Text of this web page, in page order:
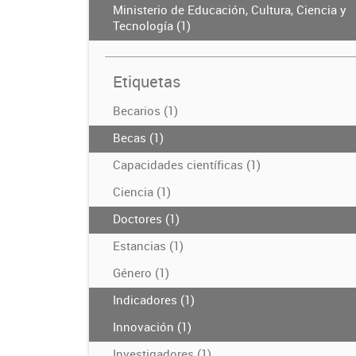
Ministerio de Educación, Cultura, Ciencia y
Tecnología (1)
Etiquetas
Becarios (1)
Becas (1)
Capacidades científicas (1)
Ciencia (1)
Doctores (1)
Estancias (1)
Género (1)
Indicadores (1)
Innovación (1)